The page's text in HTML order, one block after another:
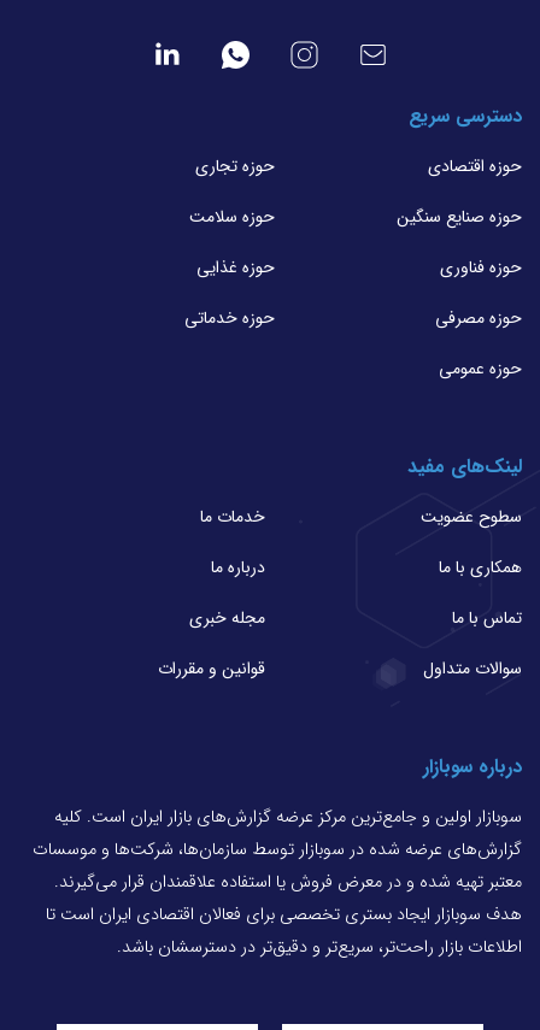
دسترسی سریع
حوزه اقتصادی
حوزه تجاری
حوزه صنایع سنگین
حوزه سلامت
حوزه فناوری
حوزه غذایی
حوزه مصرفی
حوزه خدماتی
حوزه عمومی
لینک‌های مفید
سطوح عضویت
خدمات ما
همکاری با ما
درباره ما
تماس با ما
مجله خبری
سوالات متداول
قوانین و مقررات
درباره سوبازار
سوبازار اولین و جامع‌ترین مرکز عرضه گزارش‌های بازار ایران است. کلیه
گزارش‌های عرضه شده در سوبازار توسط سازمان‌ها، شرکت‌ها و موسسات
معتبر تهیه شده و در معرض فروش یا استفاده علاقمندان قرار می‌گیرند.
هدف سوبازار ایجاد بستری تخصصی برای فعالان اقتصادی ایران است تا
اطلاعات بازار راحت‌تر، سریع‌تر و دقیق‌تر در دسترسشان باشد.